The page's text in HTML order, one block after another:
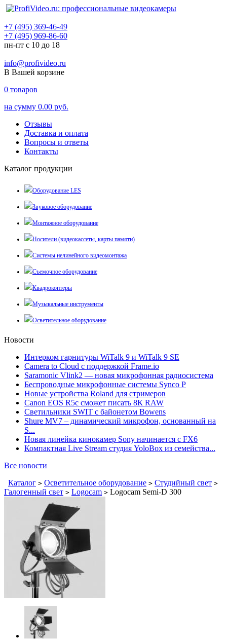
+7 (495) 369-46-49
+7 (495) 969-86-60
пн-пт с 10 до 18
info@profivideo.ru
В Вашей корзине
0 товаров
на сумму 0.00 руб.
Отзывы
Доставка и оплата
Вопросы и ответы
Контакты
Каталог продукции
Оборудование LES
Звуковое оборудование
Монтажное оборудование
Носители (видеокассеты, карты памяти)
Системы нелинейного видеомонтажа
Съемочное оборудование
Квадрокоптеры
Музыкальные инструменты
Осветительное оборудование
Новости
Интерком гарнитуры WiTalk 9 и WiTalk 9 SE
Camera to Cloud с поддержкой Frame.io
Saramonic Vlink2 — новая микрофонная радиосистема
Беспроводные микрофонные системы Synco P
Новые устройства Roland для стримеров
Canon EOS R5c сможет писать 8К RAW
Светильники SWIT с байонетом Bowens
Shure MV7 – динамический микрофон, основанный на
S...
Новая линейка кинокамер Sony начинается с FX6
Компактная Live Stream студия YoloBox из семейства...
Все новости
Каталог > Осветительное оборудование > Студийный свет >
Галогенный свет > Logocam > Logocam Semi-D 300